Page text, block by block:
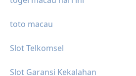
toto macau
Slot Telkomsel
Slot Garansi Kekalahan